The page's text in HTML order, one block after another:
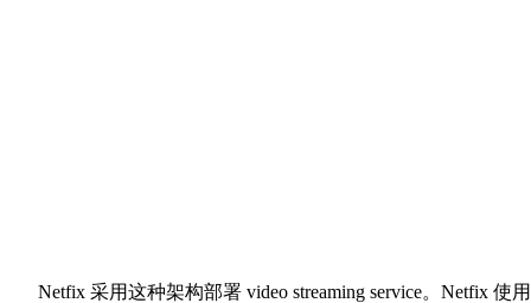
Netfix 采用这种架构部署 video streaming service。Netfix 使用